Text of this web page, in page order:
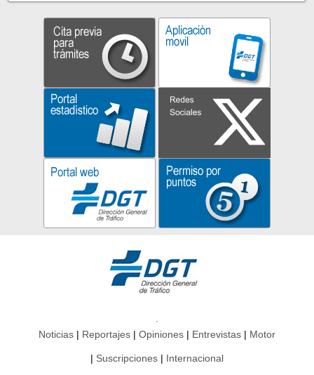
Noticias Reportajes Opiniones Entrevistas Motor
Suscripciones Internacional